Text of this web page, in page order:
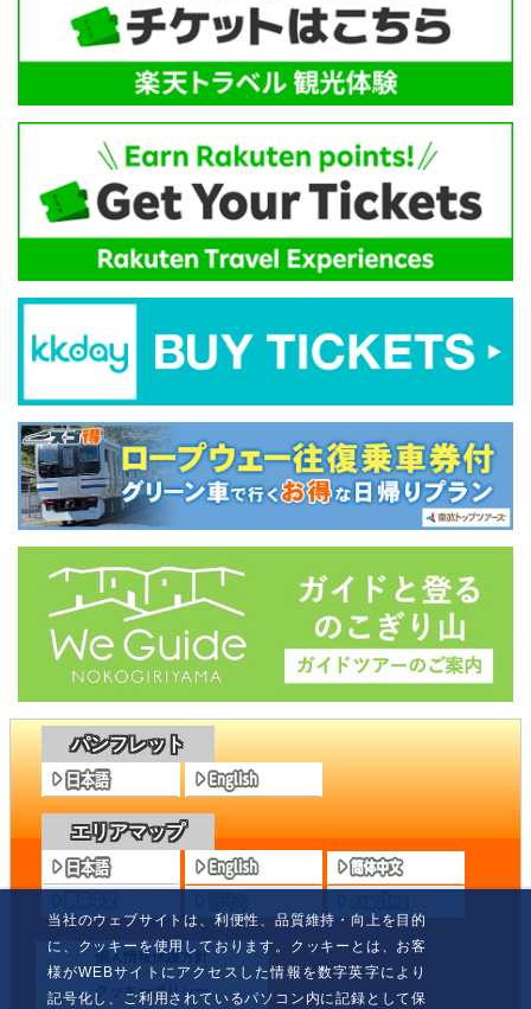
パンフレット
エリアマップ
個人情報保護方針
クッキーポリシー
当社のウェブサイトは、利便性、品質維持・向上を目的
に、クッキーを使用しております。クッキーとは、お客
様がWEBサイトにアクセスした情報を数字英字により
記号化し、ご利用されているパソコン内に記録として保